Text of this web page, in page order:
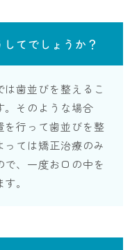
てでしょうか？
歯並びを整えるこ
。そのような場合
を行って歯並びを整
ては矯正治療のみ
、一度お口の中を
。